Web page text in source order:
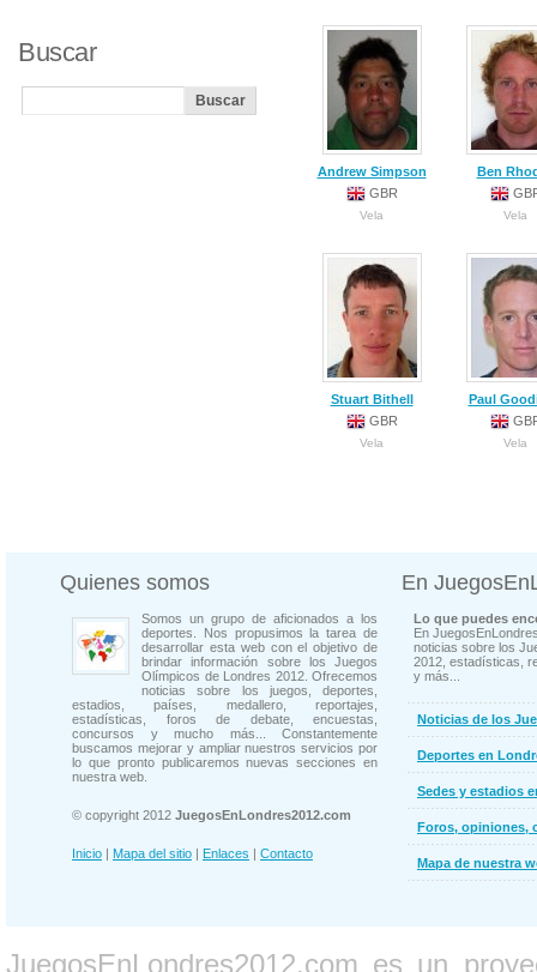
Andrew Simpson
GBR
Vela
Ben
Vela
Stuart Bithell
GBR
Vela
Paul
Vela
Buscar
Quienes somos
Somos un grupo de aficionados a los
deportes. Nos propusimos la tarea de
desarrollar esta web con el objetivo de
brindar información sobre los Juegos
Olímpicos de Londres 2012. Ofrecemos
noticias sobre los juegos, deportes,
estadios, países, medallero, reportajes,
estadísticas, foros de debate, encuestas,
concursos y mucho más... Constantemente
buscamos mejorar y ampliar nuestros servicios por
lo que pronto publicaremos nuevas secciones en
nuestra web.
© copyright 2012 JuegosEnLondres2012.com
Inicio | Mapa del sitio | Enlaces | Contacto
En
Lo que puedes
En
noticias sobre los
2012, estadísticas,
y más...
Noticias de los
Deportes en
Sedes y estadios
Foros, opiniones,
Mapa de nuestra
JuegosEnLondres2012.com es un